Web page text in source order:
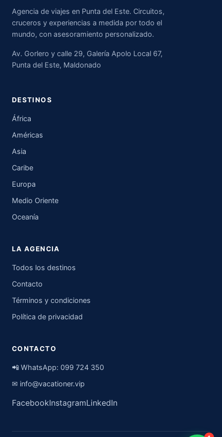
Agencia de viajes en Punta del Este. Circuitos,
cruceros y experiencias a medida por todo el
mundo, con asesoramiento personalizado.
Av. Gorlero y calle 29, Galería Apolo Local 67,
Punta del Este, Maldonado
DESTINOS
África
Américas
Asia
Caribe
Europa
Medio Oriente
Oceanía
LA AGENCIA
Todos los destinos
Contacto
Términos y condiciones
Política de privacidad
CONTACTO
📲 WhatsApp: 099 724 350
✉ info@vacationer.vip
FacebookInstagramLinkedIn